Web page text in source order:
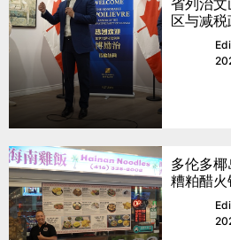
区与减
多伦多
糟粕醋火